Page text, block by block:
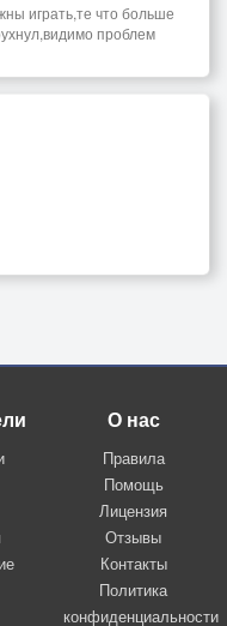
играть,те что больше
проблем
О нас
Правила
Помощь
Лицензия
Отзывы
Контакты
Политика
конфиденциальности